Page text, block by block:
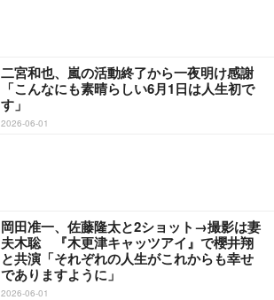
二宮和也、嵐の活動終了から一夜明け感謝
「こんなにも素晴らしい6月1日は人生初で
す」
2026-06-01
岡田准一、佐藤隆太と2ショット→撮影は妻
夫木聡 『木更津キャッツアイ』で櫻井翔
と共演「それぞれの人生がこれからも幸せ
でありますように」
2026-06-01